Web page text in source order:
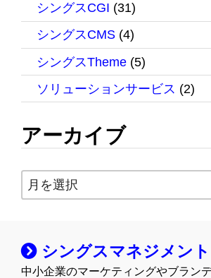
シングスCGI (31)
シングスCMS(4)
シングスTheme(5)
ソリューションサービス (2)
アーカイブ
ア
ー
イ
ブ
シングスマネジメント
中小企業のマーケティングやブラン